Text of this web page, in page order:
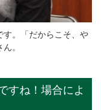
す。「だからこそ、や
。
すね！場合によ